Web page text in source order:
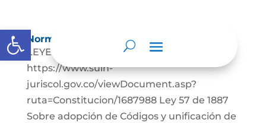
Abrir barra de herramientas
Normatividad
LEYES: Constitución Política de Colombia.
https://www.suin-
juriscol.gov.co/viewDocument.asp?
ruta=Constitucion/1687988 Ley 57 de 1887
Sobre adopción de Códigos y unificación de